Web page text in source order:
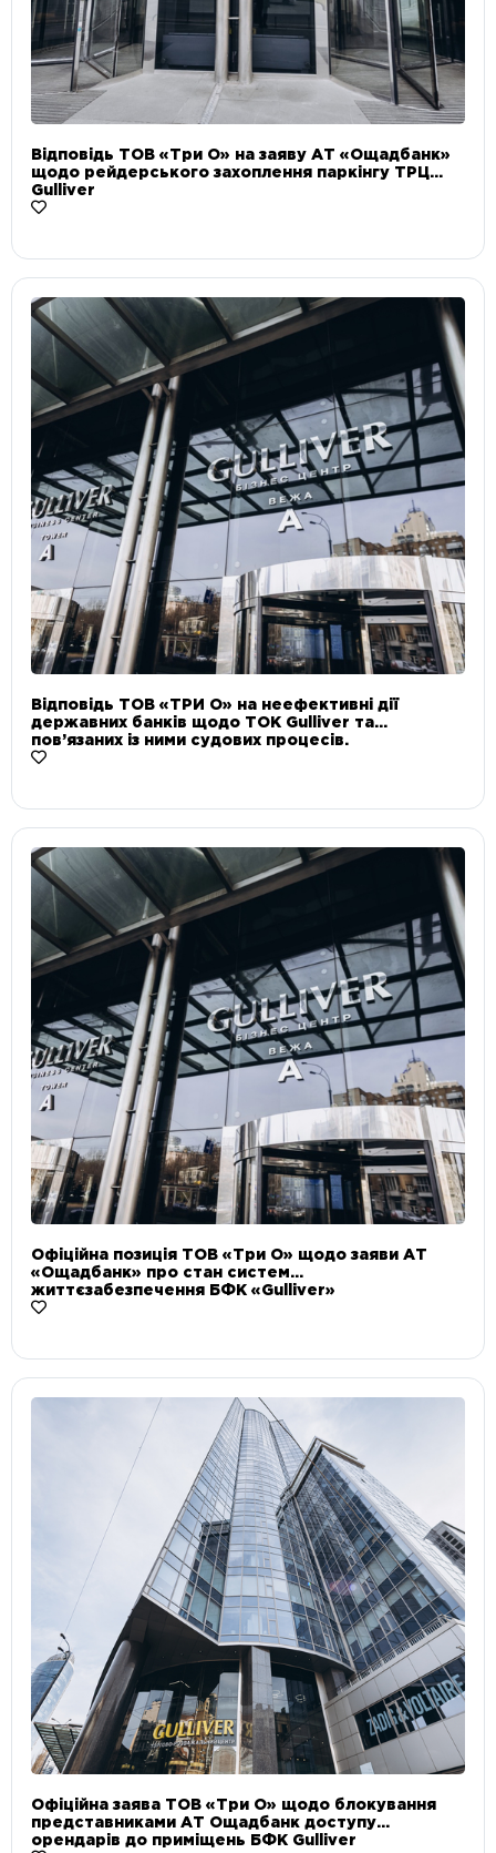
Відповідь ТОВ «Три О» на заяву АТ «Ощадбанк»
щодо рейдерського захоплення паркінгу ТРЦ
Gulliver
Відповідь ТОВ «ТРИ О» на неефективні дії
державних банків щодо ТОК Gulliver та
пов’язаних із ними судових процесів.
Офіційна позиція ТОВ «Три О» щодо заяви АТ
«Ощадбанк» про стан систем
життєзабезпечення БФК «Gulliver»
Офіційна заява ТОВ «Три О» щодо блокування
представниками АТ Ощадбанк доступу
орендарів до приміщень БФК Gulliver